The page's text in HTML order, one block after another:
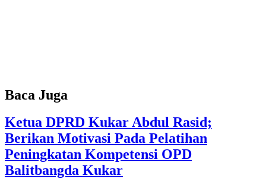
Baca Juga
Ketua DPRD Kukar Abdul Rasid;
Berikan Motivasi Pada Pelatihan
Peningkatan Kompetensi OPD
Balitbangda Kukar